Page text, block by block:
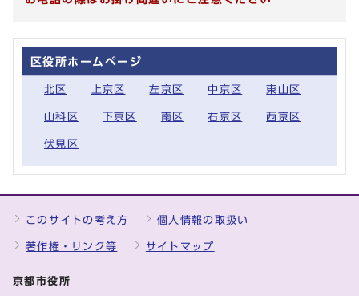
区役所ホームページ
北区 上京区 左京区 中京区 東山区
山科区 下京区 南区 右京区 西京区
伏見区
このサイトの考え方 個人情報の取扱い
著作権・リンク等 サイトマップ
京都市役所